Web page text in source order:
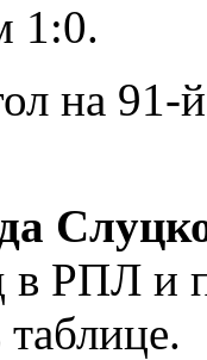
1:0.
на 91-
в РПЛ и